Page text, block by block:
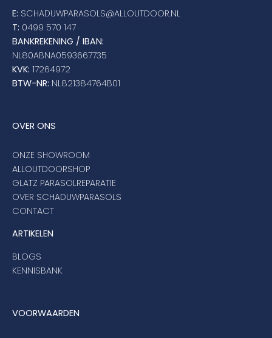
E: SCHADUWPARASOLS@ALLOUTDOOR.NL
T: 0499 570 147
BANKREKENING / IBAN:
NL80ABNA0593667735
KVK: 17264972
BTW-NR: NL821384764B01
OVER ONS
ONZE SHOWROOM
ALLOUTDOORSHOP
GLATZ PARASOLREPARATIE
OVER SCHADUWPARASOLS
CONTACT
ARTIKELEN
BLOGS
KENNISBANK
VOORWAARDEN